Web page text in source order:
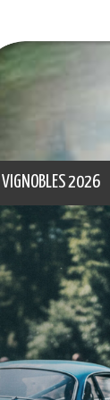
VIGNOBLES 2026